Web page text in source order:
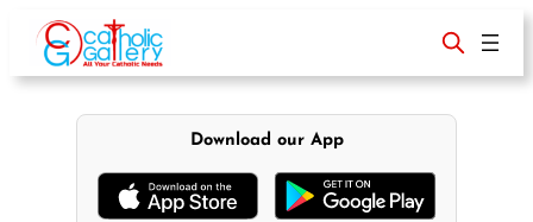
content
Download our App